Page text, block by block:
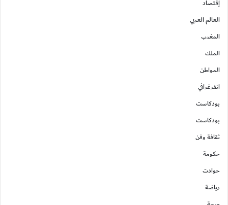
إقتصاد
العالم العربي
المغرب
الملك
المواطن
انفرغرافي
بودكاست
بودكاست
ثقافة وفن
حكومة
حوادت
رياضة